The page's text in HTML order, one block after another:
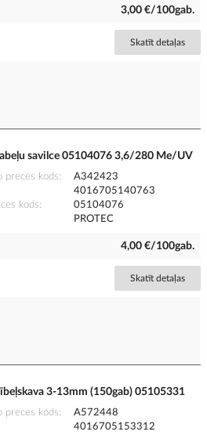
3,00 €/100gab.
Skatīt detaļas
savilce 05104076 3,6/280 Me/UV
preces kods
A342423
4016705140763
kods
05104076
PROTEC
4,00 €/100gab.
Skatīt detaļas
3-13mm (150gab) 05105331
preces kods
A572448
4016705153312